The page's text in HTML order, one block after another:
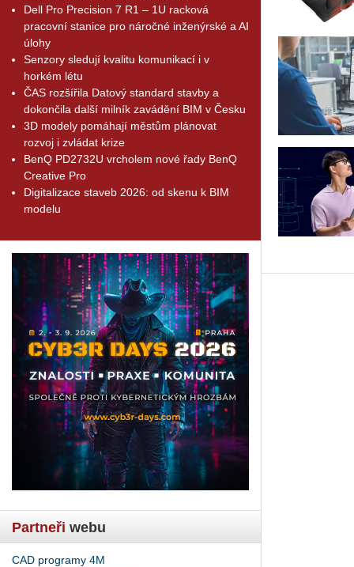
Dell Pro Precision 7 R1 – 1U racková
pracovní stanice pro náročné inženýrské a AI
úlohy
Senzory sledují kvalitu komunikací i v
horkém létu
ČAS rozšířila Datový standard stavby a
dokončila další milník zavádění BIM v Česku
3D modely pomáhají městům plánovat
rozvoj i zvládat krize
BenQ PD2732U vrcholem nové řady BenQ
Creative Pro
Digitalizace staveb 2026: od skenu k BIM
modelu
Partneři webu
CAD programy 4M